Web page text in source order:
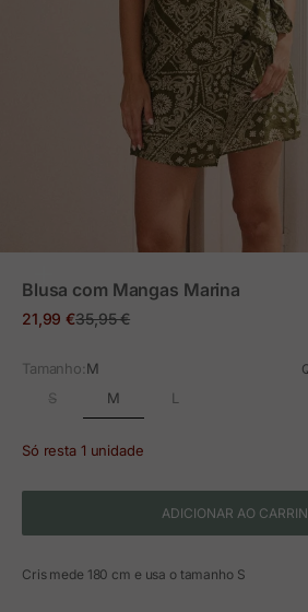
Blusa com Mangas Marina
Preço em promoção
21,99 €Preço normal
35,95 €
Tamanho:M
S M L
Só resta 1 unidade
ADICIONAR AO
Cris mede 180 cm e usa o tamanho S